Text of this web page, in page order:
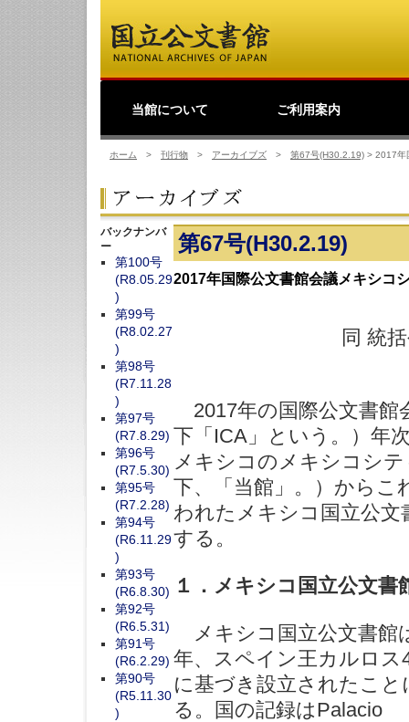
当館について
館長挨拶
事業理念
公文書館概要
業務・活動
歴史公文書等の移管か
ら利用まで
館主催見学会
調査・研究
研修・全国公文書館会
議
国際交流
ご利用案内
利用規則
閲覧室ご利用案内
写しの交付等のご案内
貸出しその他のご案内
取材のご案内
よくあるご質問
ショップ
友の会 デ
日
ホーム > 刊行物 > アーカイブズ > 第67号(H30.2.19) > 2017年
第67号(H30.2.19)
2017年国際公文書館会議メキシコ
同 統
2017年の国際公文書館
下「ICA」という。）年
メキシコのメキシコシ
下、「当館」。）からこ
われたメキシコ国立公文
する。
１．メキシコ国立公文書
メキシコ国立公文書館
年、スペイン王カルロス
に基づき設立されたこと
る。国の記録はPalacio
バックナンバ
ー
第100号
(R8.05.29
)
第99号
(R8.02.27
)
第98号
(R7.11.28
)
第97号
(R7.8.29)
第96号
(R7.5.30)
第95号
(R7.2.28)
第94号
(R6.11.29
)
第93号
(R6.8.30)
第92号
(R6.5.31)
第91号
(R6.2.29)
第90号
(R5.11.30
)